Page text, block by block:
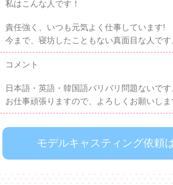
私はこんな人です！
責任強く、いつも元気よく仕事しています!
今まで、寝坊したこともない真面目な人です
コメント
日本語・英語・韓国語バリバリ問題ないです
お仕事頑張りますので、よろしくお願いしま
モデルキャスティング依頼